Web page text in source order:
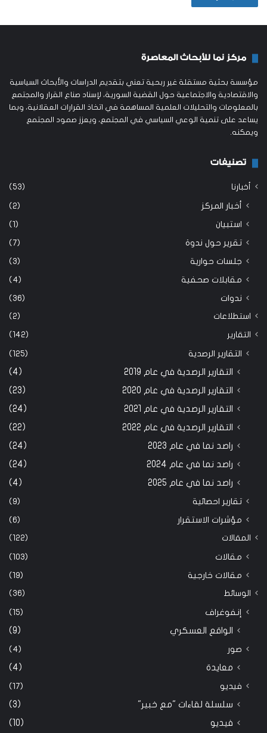
مركز نما للأبحاث المعاصرة
مؤسسة بحثية مستقلة غير ربحية تعني بتقديم الدراسات والأبحاث السياسية
والاقتصادية والاجتماعية حول القضية السورية، لإسناد صناع القرار والمجتمع
بالمعلومات والتحليلات العلمية المساهمة في اتخاذ القرارات العقلانية، وبما
يساعد على تنمية الوعي السياسي في المجتمع، ويعزز صمود المجتمع
ويمكنه.
تصنيفات
أخبارنا (53)
أخبار المركز (2)
استبيان (1)
تقرير حول ندوة (7)
جلسات حوارية (3)
مقابلات صحفية (4)
ندوات (36)
استطلاعات (2)
التقارير (142)
التقارير الرصدية (125)
التقارير الرصدية في عام 2019
(4)
التقارير الرصدية في عام 2020
(23)
التقارير الرصدية في عام 2021
(24)
التقارير الرصدية في عام 2022
(22)
راصد نما في عام 2023
(24)
راصد نما في عام 2024
(24)
راصد نما في عام 2025
(4)
تقارير احصائية (9)
مؤشرات الاستقرار (6)
المقالات (122)
مقالات (103)
مقالات خارجية (19)
الوسائط (36)
إنفوغراف (15)
الواقع العسكري (9)
صور (4)
معايدة (4)
فيديو (17)
سلسلة لقاءات "مع خبير"
(3)
فيديو
(10)